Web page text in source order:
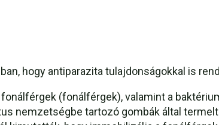
hogy antiparazita tulajdonságokkal is
(fonálférgek), valamint a
nemzetségbe tartozó gombák által